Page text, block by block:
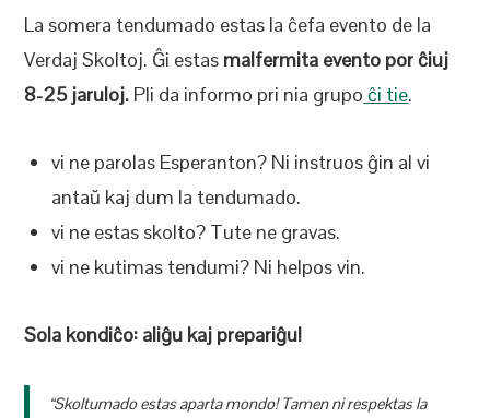
La somera tendumado estas la ĉefa evento de la
Verdaj Skoltoj. Ĝi estas malfermita evento por ĉiuj
8-25 jaruloj. Pli da informo pri nia grupo ĉi tie.
vi ne parolas Esperanton? Ni instruos ĝin al vi
antaŭ kaj dum la tendumado.
vi ne estas skolto? Tute ne gravas.
vi ne kutimas tendumi? Ni helpos vin.
Sola kondiĉo: aliĝu kaj prepariĝu!
“Skoltumado estas aparta mondo! Tamen ni respektas la